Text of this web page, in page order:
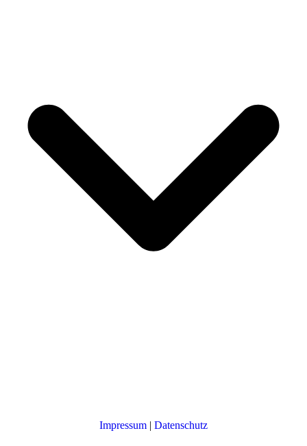
Impressum | Datenschutz